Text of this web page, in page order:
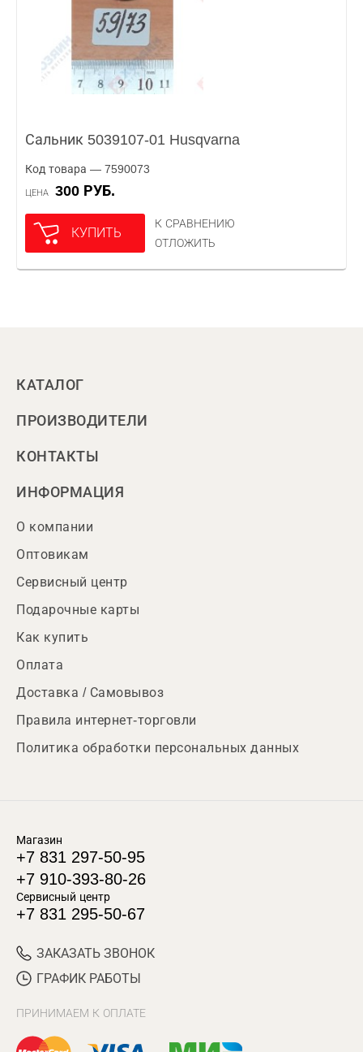
Сальник 5039107-01 Husqvarna
Код товара — 7590073
ЦЕНА 300 РУБ.
КУПИТЬ
К СРАВНЕНИЮ
ОТЛОЖИТЬ
КАТАЛОГ
ПРОИЗВОДИТЕЛИ
КОНТАКТЫ
ИНФОРМАЦИЯ
О компании
Оптовикам
Сервисный центр
Подарочные карты
Как купить
Оплата
Доставка / Самовывоз
Правила интернет-торговли
Политика обработки персональных данных
Магазин
+7 831 297-50-95
+7 910-393-80-26
Сервисный центр
+7 831 295-50-67
ЗАКАЗАТЬ ЗВОНОК
ГРАФИК РАБОТЫ
ПРИНИМАЕМ К ОПЛАТЕ